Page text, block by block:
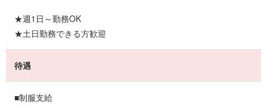
★週1日～勤務OK
★土日勤務できる方歓迎
待遇
■制服支給